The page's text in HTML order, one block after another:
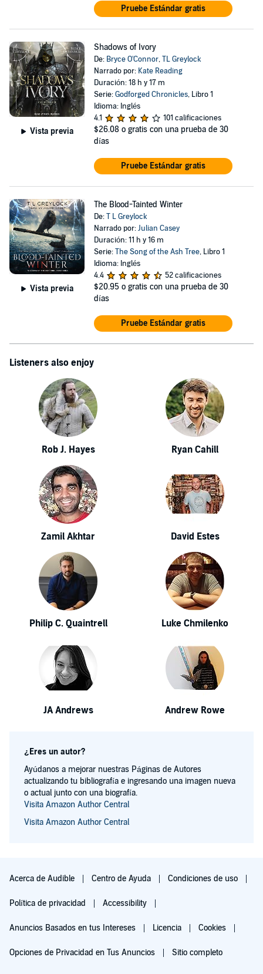
Pruebe Estándar gratis
Vista previa
Shadows of Ivory
De: Bryce O'Connor,TL Greylock
Narrado por: Kate Reading
Duración: 18 h y 17 m
Serie:Godforged Chronicles, Libro 1
Idioma: Inglés
4.1
101 calificaciones
$26.08 o gratis con una prueba de 30
días
Pruebe Estándar gratis
Vista previa
The Blood-Tainted Winter
De:T L Greylock
Narrado por:Julian Casey
Duración: 11 h y 16 m
Serie:The Song of the Ash Tree, Libro 1
Idioma: Inglés
4.4
52 calificaciones
$20.95 o gratis con una prueba de 30
días
Pruebe Estándar gratis
Listeners also enjoy
Rob J. Hayes Ryan Cahill
Zamil Akhtar David Estes
Philip C. Quaintrell Luke Chmilenko
JA Andrews Andrew Rowe
¿Eres un autor?
Ayúdanos a mejorar nuestras Páginas de Autores
actualizando tu bibliografía e ingresando una imagen nueva
o actual junto con una biografía.
Visita Amazon Author Central
Visita Amazon Author Central
Acerca de Audible Centro de Ayuda Condiciones de uso
Política de privacidad Accessibility
Anuncios Basados en tus Intereses Licencia Cookies
Opciones de Privacidad en Tus Anuncios Sitio completo